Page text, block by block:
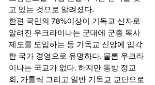
고 있는 것으로 알려졌다.
한편 국민의 78%이상이 기독교 신자로
알려진 우크라이나는 군대에 군종 목사
제도를 도입하는 등 기독교 신앙에 입각
한 국가 경영으로 유명하다. 물론 우크라
이나는 국교가 없다. 하지만 동방 정교
회, 가톨릭 그리고 일반 기독교 교단으로